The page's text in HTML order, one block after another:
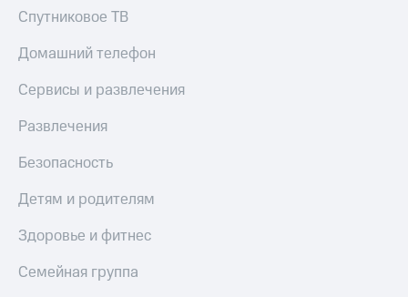
дом
Планшеты
и
товары
Спутниковое ТВ
Домашний телефон
Сервисы и развлечения
Развлечения
Безопасность
Детям и родителям
Здоровье и фитнес
Семейная группа